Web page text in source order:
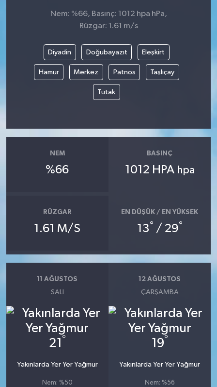
Nem: %66, Basınç: 1012 hpa hPa,
Rüzgar: 1.61 m/s
Diyadin Doğubayazıt Eleşkirt
Hamur Merkez Patnos Taşlıçay
Tutak
NEM
%66
BASINÇ
1012 HPA hpa
RÜZGAR
1.61 M/S
EN DÜŞÜK / EN YÜKSEK
13° / 29°
11 AĞUSTOS
SALI
21 °
Yakınlarda Yer Yer Yağmur
Nem: %50
12 AĞUSTOS
ÇARŞAMBA
19°
Yakınlarda Yer Yer Yağmur
Nem: %56
Sungurlu
Uğurludağ